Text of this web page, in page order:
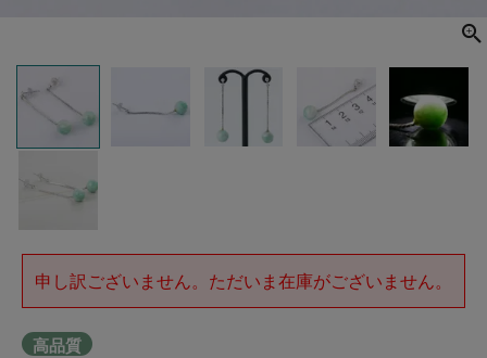
申し訳ございません。ただいま在庫がございません。
高品質